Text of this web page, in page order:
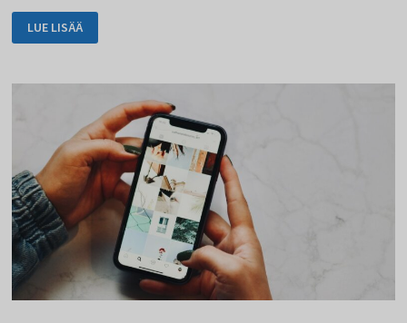
MICROSOFT
TEAMSIA
KÄYTETÄÄN
LUE LISÄÄ